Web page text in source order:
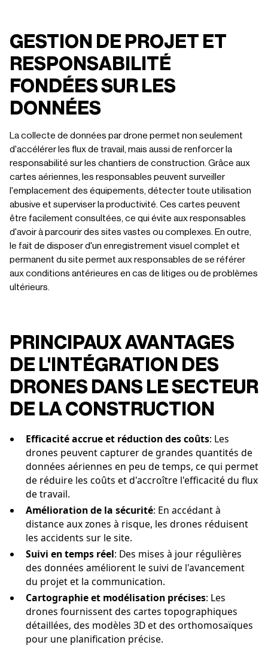
GESTION DE PROJET ET
RESPONSABILITÉ
FONDÉES SUR LES
DONNÉES
La collecte de données par drone permet non seulement
d'accélérer les flux de travail, mais aussi de renforcer la
responsabilité sur les chantiers de construction. Grâce aux
cartes aériennes, les responsables peuvent surveiller
l'emplacement des équipements, détecter toute utilisation
abusive et superviser la productivité. Ces cartes peuvent
être facilement consultées, ce qui évite aux responsables
d'avoir à parcourir des sites vastes ou complexes. En outre,
le fait de disposer d'un enregistrement visuel complet et
permanent du site permet aux responsables de se référer
aux conditions antérieures en cas de litiges ou de problèmes
ultérieurs.
PRINCIPAUX AVANTAGES
DE L'INTÉGRATION DES
DRONES DANS LE SECTEUR
DE LA CONSTRUCTION
Efficacité accrue et réduction des coûts: Les
drones peuvent capturer de grandes quantités de
données aériennes en peu de temps, ce qui permet
de réduire les coûts et d'accroître l'efficacité du flux
de travail.
Amélioration de la sécurité: En accédant à
distance aux zones à risque, les drones réduisent
les accidents sur le site.
Suivi en temps réel: Des mises à jour régulières
des données améliorent le suivi de l'avancement
du projet et la communication.
Cartographie et modélisation précises: Les
drones fournissent des cartes topographiques
détaillées, des modèles 3D et des orthomosaïques
pour une planification précise.